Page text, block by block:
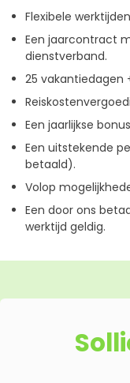
Flexibele
Een jaarcontract
dienstverband.
25 vakantiedagen
Een jaarlijkse
Een uitstekende
betaald).
Volop
Een door ons
werktijd geldig.